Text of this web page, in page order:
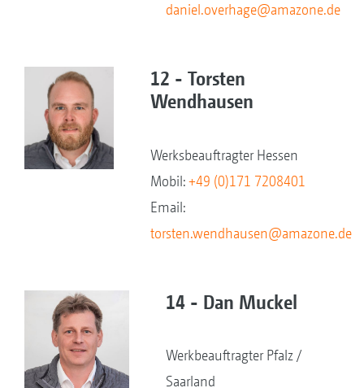
daniel.overhage@amazone.de
12 - Torsten
Wendhausen
Werksbeauftragter Hessen
Mobil:+49 (0)171 7208401
Email:
torsten.wendhausen@amazone.de
14 - Dan Muckel
Werkbeauftragter Pfalz /
Saarland